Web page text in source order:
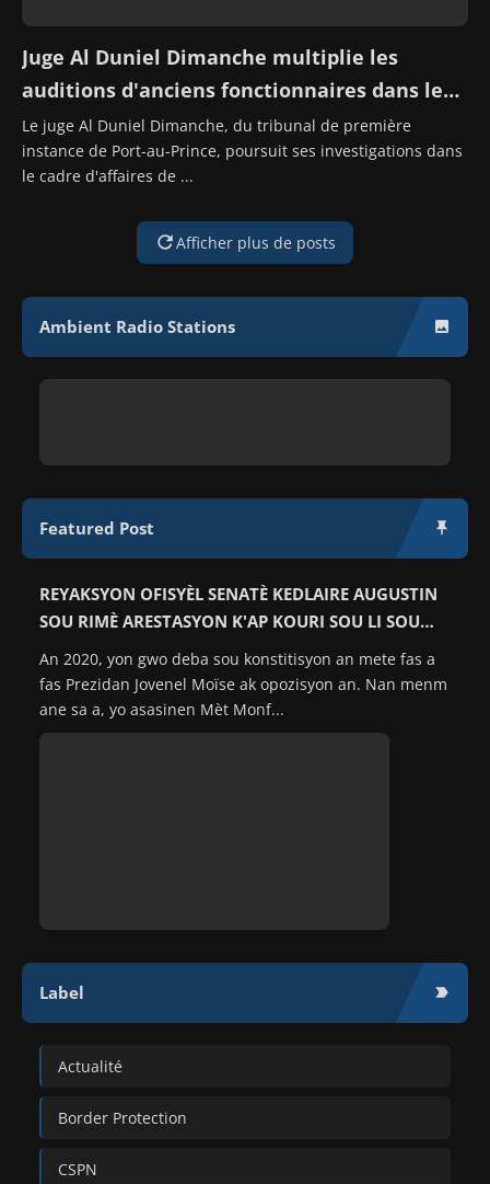
Juge Al Duniel Dimanche multiplie les
auditions d'anciens fonctionnaires dans le
cadre d'affaires de corruption
Le juge Al Duniel Dimanche, du tribunal de première
instance de Port-au-Prince, poursuit ses investigations dans
le cadre d'affaires de ...
Ambient Radio Stations
Featured Post
REYAKSYON OFISYÈL SENATÈ KEDLAIRE AUGUSTIN
SOU RIMÈ ARESTASYON K'AP KOURI SOU LI SOU
An 2020, yon gwo deba sou konstitisyon an mete fas a
fas Prezidan Jovenel Moïse ak opozisyon an. Nan menm
ane sa a, yo asasinen Mèt Monf...
Label
Actualité
Border Protection
CSPN